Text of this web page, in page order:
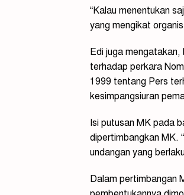
“Kalau menentukan
yang mengikat
Edi juga
terhadap perkara
1999 tentang Pers
kesimpangsiuran
Isi putusan MK pada
dipertimbangkan MK.
undangan yang
Dalam pertimbangan